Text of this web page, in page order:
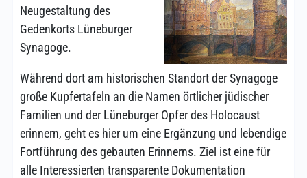
Neugestaltung des
Gedenkorts Lüneburger
Synagoge.
Während dort am historischen Standort der Synagoge
große Kupfertafeln an die Namen örtlicher jüdischer
Familien und der Lüneburger Opfer des Holocaust
erinnern, geht es hier um eine Ergänzung und lebendige
Fortführung des gebauten Erinnerns. Ziel ist eine für
alle Interessierten transparente Dokumentation